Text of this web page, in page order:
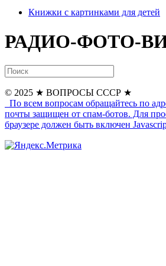
Книжки с картинками для детей
РАДИО-ФОТО-
© 2025 ★ ВОПРОСЫ СССР ★
По всем вопросам обращайтесь по
почты защищен от спам-ботов. Для
браузере должен быть включен